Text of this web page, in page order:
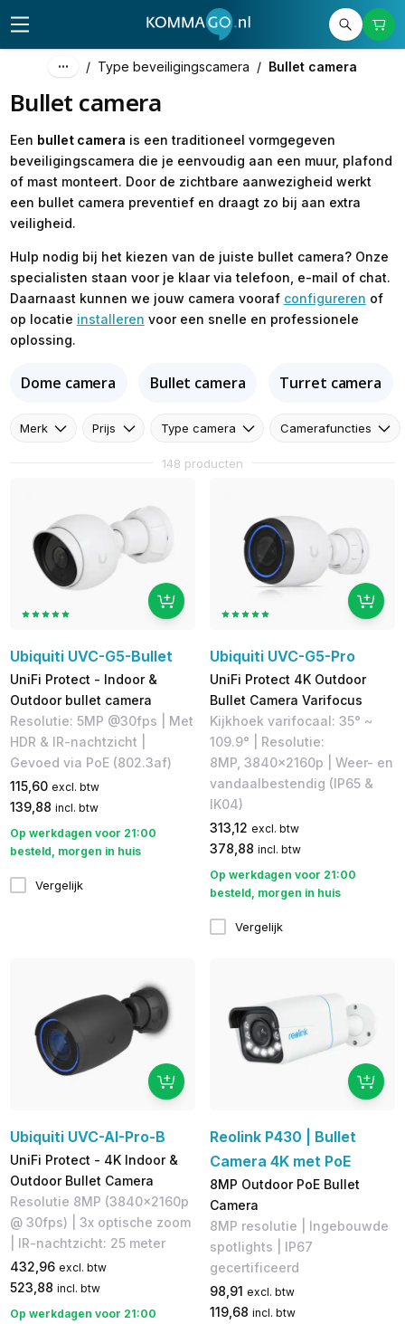
/ Type beveiligingscamera / Bullet camera
Bullet camera
Een bullet camera is een traditioneel vormgegeven
beveiligingscamera die je eenvoudig aan een muur, plafond
of mast monteert. Door de zichtbare aanwezigheid werkt
een bullet camera preventief en draagt zo bij aan extra
veiligheid.
Hulp nodig bij het kiezen van de juiste bullet camera? Onze
specialisten staan voor je klaar via telefoon, e-mail of chat.
Daarnaast kunnen we jouw camera vooraf configureren of
op locatie installeren voor een snelle en professionele
oplossing.
Dome camera Bullet camera Turret camera
Merk Prijs Type camera Camerafuncties
148 producten
Ubiquiti UVC-G5-Bullet
UniFi Protect - Indoor &
Outdoor bullet camera
Resolutie: 5MP @30fps | Met
HDR & IR-nachtzicht |
Gevoed via PoE (802.3af)
115,60 excl. btw
139,88 incl. btw
Op werkdagen voor 21:00
besteld, morgen in huis
Vergelijk
Ubiquiti UVC-G5-Pro
UniFi Protect 4K Outdoor
Bullet Camera Varifocus
Kijkhoek varifocaal: 35° ~
109.9° | Resolutie:
8MP, 3840x2160p | Weer- en
vandaalbestendig (IP65 &
IK04)
313,12 excl. btw
378,88 incl. btw
Op werkdagen voor 21:00
besteld, morgen in huis
Vergelijk
Ubiquiti UVC-AI-Pro-B
UniFi Protect - 4K Indoor &
Outdoor Bullet Camera
Resolutie 8MP (3840x2160p
@ 30fps) | 3x optische zoom
| IR-nachtzicht: 25 meter
432,96 excl. btw
523,88 incl. btw
Op werkdagen voor 21:00
Reolink P430 | Bullet
Camera 4K met PoE
8MP Outdoor PoE Bullet
Camera
8MP resolutie | Ingebouwde
spotlights | IP67
gecertificeerd
98,91 excl. btw
119,68 incl. btw